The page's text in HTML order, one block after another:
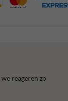
reageren zo